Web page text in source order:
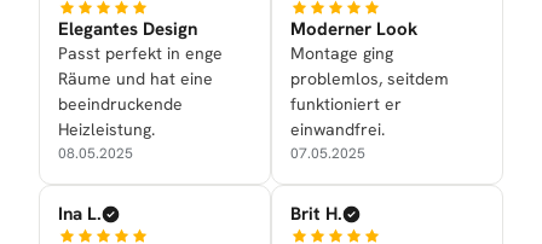
Elegantes Design
Passt perfekt in enge
Räume und hat eine
beeindruckende
Heizleistung.
08.05.2025
Ina L.
Moderner Look
Montage ging
problemlos, seitdem
funktioniert er
einwandfrei.
07.05.2025
Brit H.